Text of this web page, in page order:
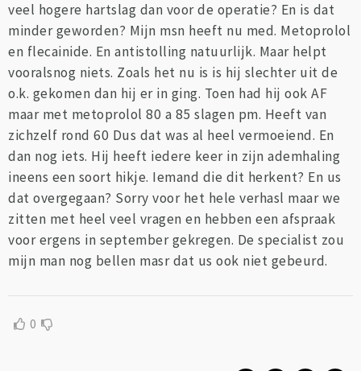
veel hogere hartslag dan voor de operatie? En is dat
minder geworden? Mijn msn heeft nu med. Metoprolol
en flecainide. En antistolling natuurlijk. Maar helpt
vooralsnog niets. Zoals het nu is is hij slechter uit de
o.k. gekomen dan hij er in ging. Toen had hij ook AF
maar met metoprolol 80 a 85 slagen pm. Heeft van
zichzelf rond 60 Dus dat was al heel vermoeiend. En
dan nog iets. Hij heeft iedere keer in zijn ademhaling
ineens een soort hikje. Iemand die dit herkent? En us
dat overgegaan? Sorry voor het hele verhasl maar we
zitten met heel veel vragen en hebben een afspraak
voor ergens in september gekregen. De specialist zou
mijn man nog bellen masr dat us ook niet gebeurd.
0